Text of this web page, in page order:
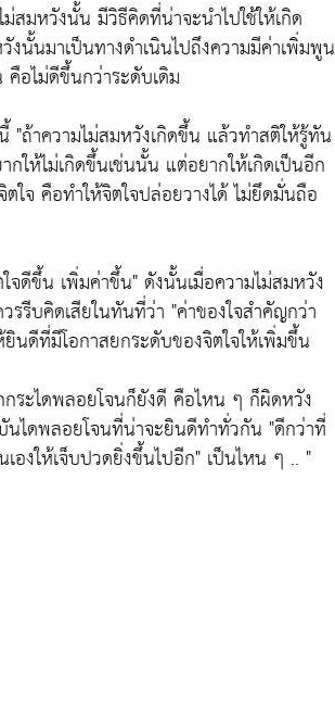
สมหวังนั้น มีวิธีคิดที่น่าจะนำไปใช้ให้เกิด
งนั้นมาเป็นทางดำเนินไปถึงความมีค่าเพิ่มพูน
อไม่ดีขึ้นกว่าระดับเดิม
"ถ้าความไม่สมหวังเกิดขึ้น แล้วทำสติให้รู้ทัน
กให้ไม่เกิดขึ้นเช่นนั้น แต่อยากให้เกิดเป็นอีก
ตใจ คือทำให้จิตใจปล่อยวางได้ ไม่ยึดมั่นถือ
จดีขึ้น เพิ่มค่าขึ้น"ดังนั้นเมื่อความไม่สมหวัง
รรีบคิดเสียในทันที่ว่า "ค่าของใจสำคัญกว่า
นดีที่มีโอกาสยกระดับของจิตใจให้เพิ่มขึ้น
ระไดพลอยโจนก็ยังดี คือไหน ๆ ก็ผิดหวัง
นไดพลอยโจนที่น่าจะยินดีทำทั่วกัน "ดีกว่าที่
องให้เจ็บปวดยิ่งขึ้นไปอีก" เป็นไหน ๆ .. "